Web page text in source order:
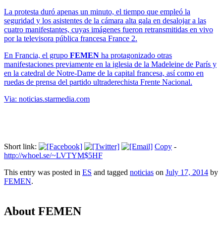
La protesta duró apenas un minuto, el tiempo que empleó la
seguridad y los asistentes de la cámara alta gala en desalojar a las
cuatro manifestantes, cuyas imágenes fueron retransmitidas en vivo
por la televisora pública francesa France 2.
En Francia, el grupo FEMEN ha protagonizado otras
manifestaciones previamente en la iglesia de la Madeleine de París y
en la catedral de Notre-Dame de la capital francesa, así como en
ruedas de prensa del partido ultraderechista Frente Nacional.
Via: noticias.starmedia.com
Short link: Copy -
http://whoel.se/~LVTYM$5HF
This entry was posted in ES and tagged noticias on July 17, 2014 by
FEMEN.
About FEMEN